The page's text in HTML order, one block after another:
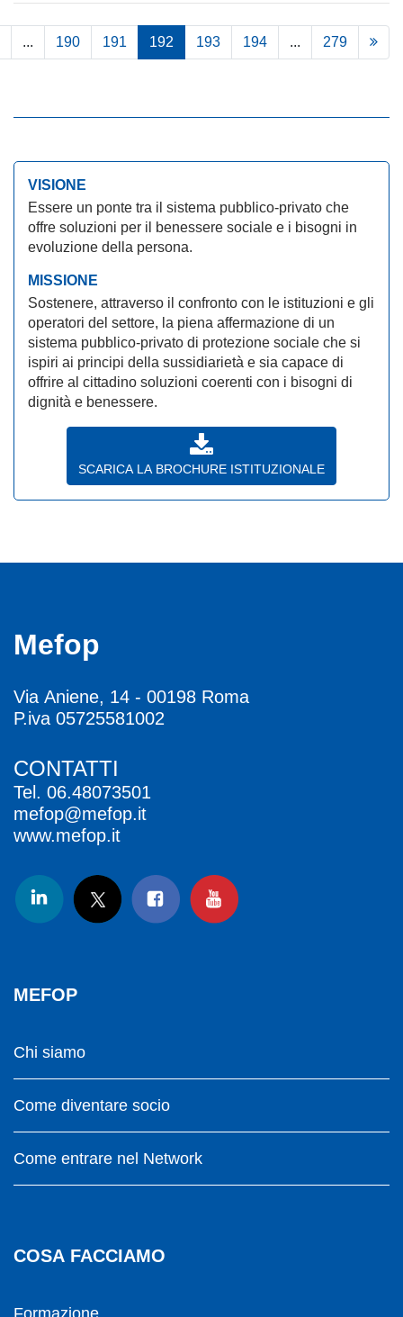
... 190 191 192 193 194 ... 279
VISIONE
Essere un ponte tra il sistema pubblico-privato che
offre soluzioni per il benessere sociale e i bisogni in
evoluzione della persona.
MISSIONE
Sostenere, attraverso il confronto con le istituzioni e gli
operatori del settore, la piena affermazione di un
sistema pubblico-privato di protezione sociale che si
ispiri ai principi della sussidiarietà e sia capace di
offrire al cittadino soluzioni coerenti con i bisogni di
dignità e benessere.
SCARICA LA BROCHURE ISTITUZIONALE
Mefop
Via Aniene, 14 - 00198 Roma
P.iva 05725581002
CONTATTI
Tel. 06.48073501
mefop@mefop.it
www.mefop.it
MEFOP
Chi siamo
Come diventare socio
Come entrare nel Network
COSA FACCIAMO
Formazione